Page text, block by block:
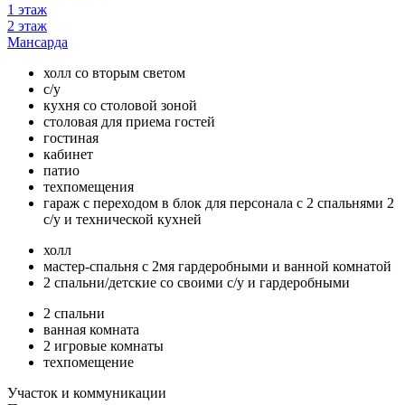
1 этаж
2 этаж
Мансарда
холл со вторым светом
с/у
кухня со столовой зоной
столовая для приема гостей
гостиная
кабинет
патио
техпомещения
гараж с переходом в блок для персонала с 2 спальнями 2
с/у и технической кухней
холл
мастер-спальня с 2мя гардеробными и ванной комнатой
2 спальни/детские со своими с/у и гардеробными
2 спальни
ванная комната
2 игровые комнаты
техпомещение
Участок и коммуникации